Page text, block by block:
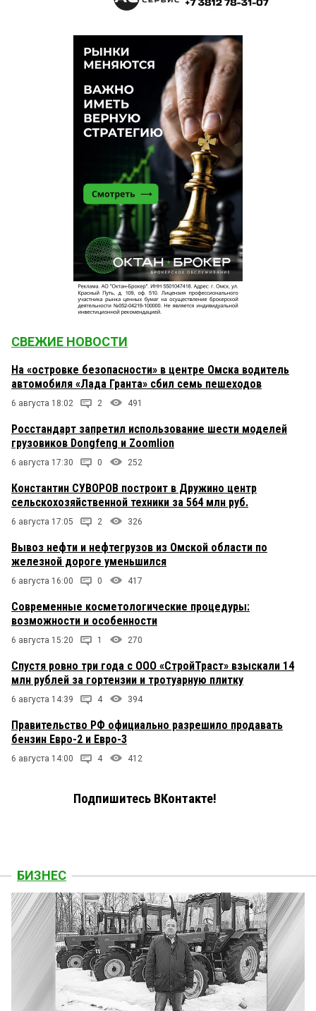
СВЕЖИЕ НОВОСТИ
На «островке безопасности» в центре Омска водитель
автомобиля «Лада Гранта» сбил семь пешеходов
6 августа 18:02 2 491
Росстандарт запретил использование шести моделей
грузовиков Dongfeng и Zoomlion
6 августа 17:30 0 252
Константин СУВОРОВ построит в Дружино центр
сельскохозяйственной техники за 564 млн руб.
6 августа 17:05 2 326
Вывоз нефти и нефтегрузов из Омской области по
железной дороге уменьшился
6 августа 16:00 0 417
Современные косметологические процедуры:
возможности и особенности
6 августа 15:20 1 270
Спустя ровно три года с ООО «СтройТраст» взыскали 14
млн рублей за гортензии и тротуарную плитку
6 августа 14:39 4 394
Правительство РФ официально разрешило продавать
бензин Евро-2 и Евро-3
6 августа 14:00 4 412
Подпишитесь ВКонтакте!
БИЗНЕС